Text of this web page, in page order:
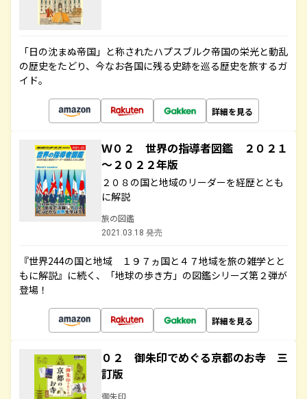
「日の沈まぬ帝国」と称されたハプスブルク帝国の栄光と動乱
の歴史をたどり、今なお各国に残る史跡を巡る歴史を旅するガ
イド。
詳細を見る
Ｗ０２ 世界の指導者図鑑 ２０２１
～２０２２年版
２０８の国と地域のリーダーを経歴ととも
に解説
旅の図鑑
2021.03.18 発売
『世界244の国と地域 １９７ヵ国と４７地域を旅の雑学とと
もに解説』に続く、「地球の歩き方」の図鑑シリーズ第２弾が
登場！
詳細を見る
０２ 御朱印でめぐる京都のお寺 三
訂版
御朱印